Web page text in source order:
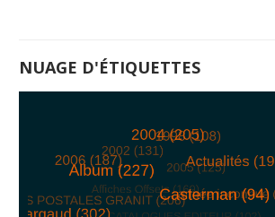
NUAGE D'ÉTIQUETTES